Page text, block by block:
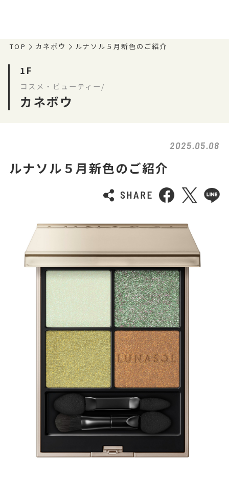
TOP カネボウ ルナソル５月新色のご紹介
1F
コスメ・ビューティー/
カネボウ
2025.05.08
ルナソル５月新色のご紹介